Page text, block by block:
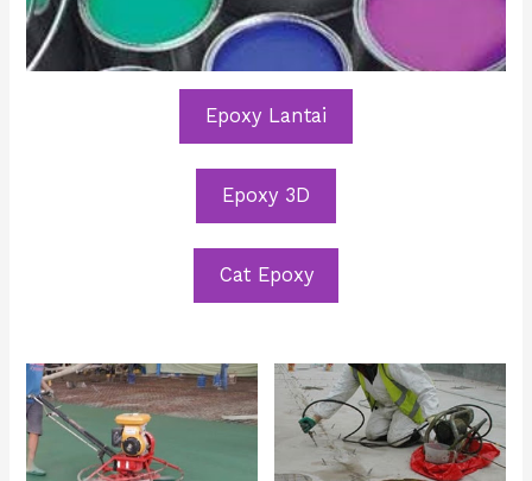
Epoxy Lantai
Epoxy 3D
Cat Epoxy